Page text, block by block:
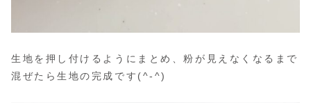
生地を押し付けるようにまとめ、粉が見えなくなるまで
混ぜたら生地の完成です(^-^)